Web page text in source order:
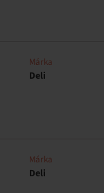
Márka
Deli
Márka
Deli